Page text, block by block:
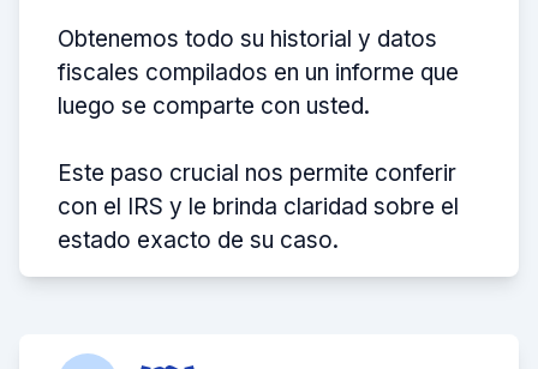
Obtenemos todo su historial y datos
fiscales compilados en un informe que
luego se comparte con usted.
Este paso crucial nos permite conferir
con el IRS y le brinda claridad sobre el
estado exacto de su caso.